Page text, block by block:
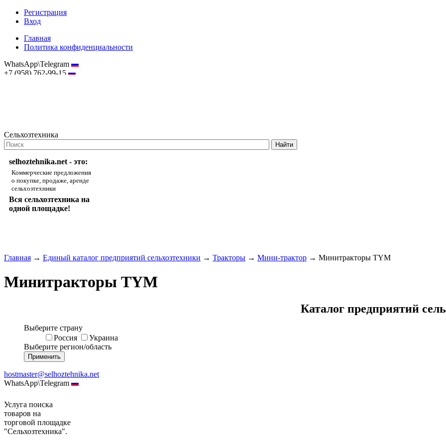
Регистрация
Вход
Главная
Политика конфиденциальности
WhatsApp\Telegram
+7 (958) 762-99-15
Сельхозтехника
selhoztehnika.net - это:
Коммерческие предложения
о покупке, продаже, аренде
сельхозтехники
Вся сельхозтехника на
одной площадке!
Главная → Единый каталог предприятий сельхозтехники → Тракторы → Мини-трактор → Минитракторы TYM
Минитракторы TYM
Каталог предприятий
Выберите страну
Россия
Украина
Выберите регион/область
hostmaster@selhoztehnika.net
WhatsApp\Telegram
Услуга поиска
товаров на
торговой площадке
"Сельхозтехника".